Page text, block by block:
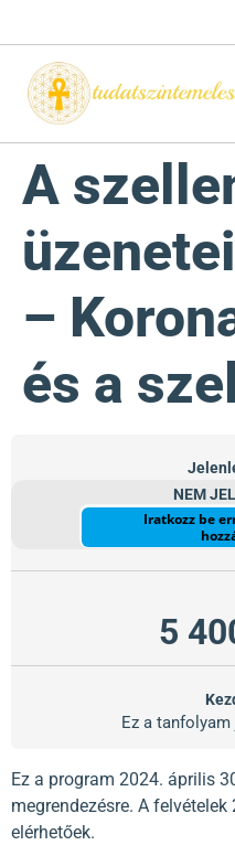
A
–
és a
NEM
Iratkozz be
5
Ez a
Ez a program 2024. április
megrendezésre. A
elérhetőek.